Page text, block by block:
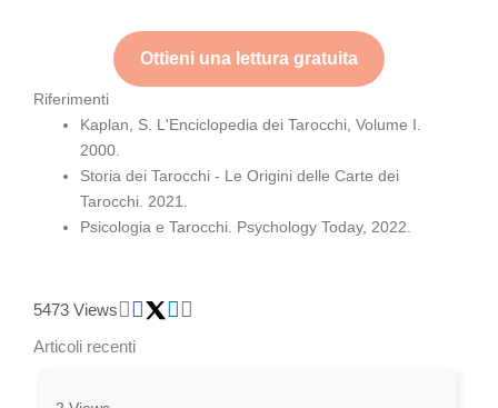
Ottieni una lettura gratuita
Riferimenti
Kaplan, S. L'Enciclopedia dei Tarocchi, Volume I.
2000.
Storia dei Tarocchi - Le Origini delle Carte dei
Tarocchi. 2021.
Psicologia e Tarocchi. Psychology Today, 2022.
5473 Views
Articoli recenti